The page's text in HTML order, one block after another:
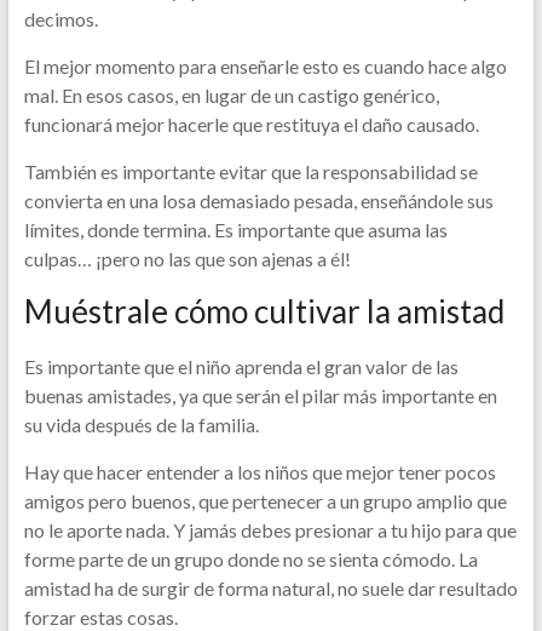
decimos.
El mejor momento para enseñarle esto es cuando hace algo
mal. En esos casos, en lugar de un castigo genérico,
funcionará mejor hacerle que restituya el daño causado.
También es importante evitar que la responsabilidad se
convierta en una losa demasiado pesada, enseñándole sus
límites, donde termina. Es importante que asuma las
culpas… ¡pero no las que son ajenas a él!
Muéstrale cómo cultivar la amistad
Es importante que el niño aprenda el gran valor de las
buenas amistades, ya que serán el pilar más importante en
su vida después de la familia.
Hay que hacer entender a los niños que mejor tener pocos
amigos pero buenos, que pertenecer a un grupo amplio que
no le aporte nada. Y jamás debes presionar a tu hijo para que
forme parte de un grupo donde no se sienta cómodo. La
amistad ha de surgir de forma natural, no suele dar resultado
forzar estas cosas.